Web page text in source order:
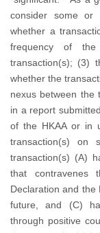
consider some or
whether a
frequency of
transaction(s); (3)
whether the
nexus between the
in a report
of the HKAA or in
transaction(s) on
transaction(s) (A)
that contravenes
Declaration and the
future, and (C)
through positive